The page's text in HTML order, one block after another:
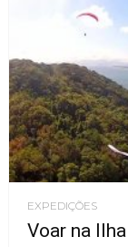
EXPEDIÇÕES
Voar na Ilha